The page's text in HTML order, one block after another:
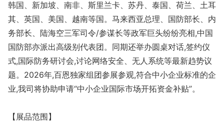
韩国、新加坡、南非、斯里兰卡、苏丹、泰国、荷兰、土耳
其、英国、美国、越南等国。马来西亚总理、国防部长、内
务部长、陆海空三军司令/参谋长等政军巨头纷纷亮相,中国
国防部亦派出高级别代表团。同期还举办圆桌对话,签约仪
式,国际防务研讨会,讨论网络安全、无人系统等最新趋势议
题。2026年,百恩独家组团参展参观,符合中小企业标准的企
业,我司将协助申请“中小企业国际市场开拓资金补贴”。
【展品范围】